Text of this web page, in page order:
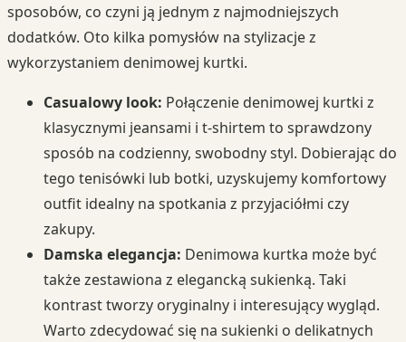
sposobów, co czyni ją jednym z najmodniejszych
dodatków. Oto kilka pomysłów na stylizacje z
wykorzystaniem denimowej kurtki.
Casualowy look: Połączenie denimowej kurtki z
klasycznymi jeansami i t-shirtem to sprawdzony
sposób na codzienny, swobodny styl. Dobierając do
tego tenisówki lub botki, uzyskujemy komfortowy
outfit idealny na spotkania z przyjaciółmi czy
zakupy.
Damska elegancja: Denimowa kurtka może być
także zestawiona z elegancką sukienką. Taki
kontrast tworzy oryginalny i interesujący wygląd.
Warto zdecydować się na sukienki o delikatnych